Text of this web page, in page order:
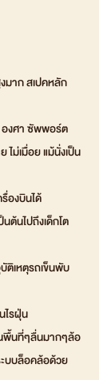
าก สเปคหลัก
งศา ซัพพอร์ต
ม่เมื่อย แม้นั่งเป็น
องบินได้
ต้นไปถึงเด็กโต
เหตุรถเข็นพับ
ไรฝุ่น
พื้นที่ๆลื่นมากๆล้อ
บบล็อคล้อด้วย